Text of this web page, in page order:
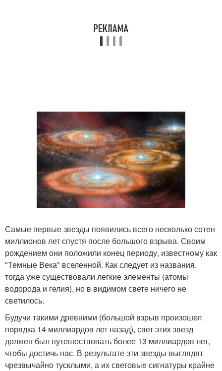
Самые первые звезды появились всего несколько сотен
миллионов лет спустя после большого взрыва. Своим
рождением они положили конец периоду, известному как
"Темные Века" вселенной. Как следует из названия,
тогда уже существовали легкие элементы (атомы
водорода и гелия), но в видимом свете ничего не
светилось.
Будучи такими древними (большой взрыв произошел
порядка 14 миллиардов лет назад), свет этих звезд
должен был путешествовать более 13 миллиардов лет,
чтобы достичь нас. В результате эти звезды выглядят
чрезвычайно тусклыми, а их световые сигнатуры крайне